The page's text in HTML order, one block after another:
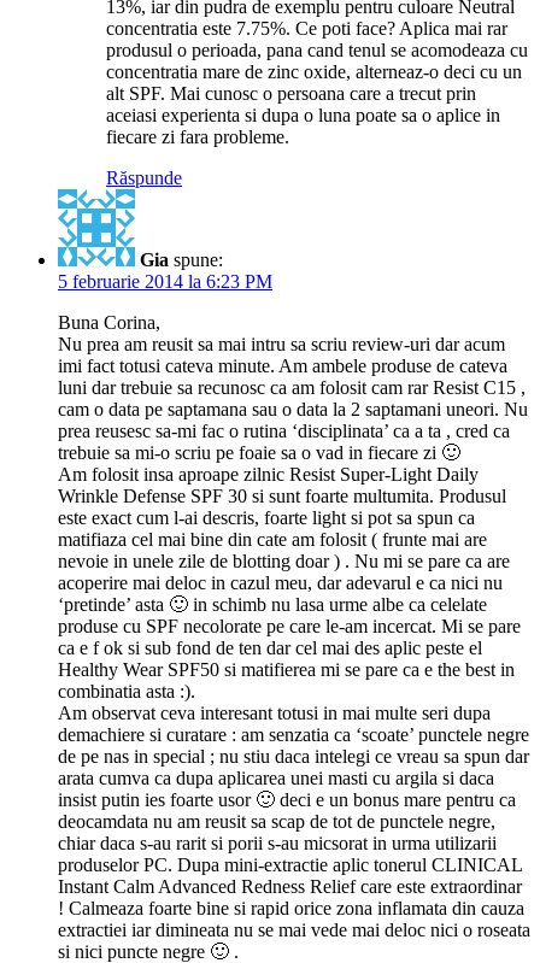
13%, iar din pudra de exemplu pentru culoare Neutral
concentratia este 7.75%. Ce poti face? Aplica mai rar
produsul o perioada, pana cand tenul se acomodeaza cu
concentratia mare de zinc oxide, alterneaz-o deci cu un
alt SPF. Mai cunosc o persoana care a trecut prin
aceiasi experienta si dupa o luna poate sa o aplice in
fiecare zi fara probleme.
Răspunde
Gia spune:
5 februarie 2014 la 6:23 PM
Buna Corina,
Nu prea am reusit sa mai intru sa scriu review-uri dar acum
imi fact totusi cateva minute. Am ambele produse de cateva
luni dar trebuie sa recunosc ca am folosit cam rar Resist C15 ,
cam o data pe saptamana sau o data la 2 saptamani uneori. Nu
prea reusesc sa-mi fac o rutina ‘disciplinata’ ca a ta , cred ca
trebuie sa mi-o scriu pe foaie sa o vad in fiecare zi 🙂
Am folosit insa aproape zilnic Resist Super-Light Daily
Wrinkle Defense SPF 30 si sunt foarte multumita. Produsul
este exact cum l-ai descris, foarte light si pot sa spun ca
matifiaza cel mai bine din cate am folosit ( frunte mai are
nevoie in unele zile de blotting doar ) . Nu mi se pare ca are
acoperire mai deloc in cazul meu, dar adevarul e ca nici nu
‘pretinde’ asta 🙂 in schimb nu lasa urme albe ca celelate
produse cu SPF necolorate pe care le-am incercat. Mi se pare
ca e f ok si sub fond de ten dar cel mai des aplic peste el
Healthy Wear SPF50 si matifierea mi se pare ca e the best in
combinatia asta :).
Am observat ceva interesant totusi in mai multe seri dupa
demachiere si curatare : am senzatia ca ‘scoate’ punctele negre
de pe nas in special ; nu stiu daca intelegi ce vreau sa spun dar
arata cumva ca dupa aplicarea unei masti cu argila si daca
insist putin ies foarte usor 🙂 deci e un bonus mare pentru ca
deocamdata nu am reusit sa scap de tot de punctele negre,
chiar daca s-au rarit si porii s-au micsorat in urma utilizarii
produselor PC. Dupa mini-extractie aplic tonerul CLINICAL
Instant Calm Advanced Redness Relief care este extraordinar
! Calmeaza foarte bine si rapid orice zona inflamata din cauza
extractiei iar dimineata nu se mai vede mai deloc nici o roseata
si nici puncte negre 🙂 .